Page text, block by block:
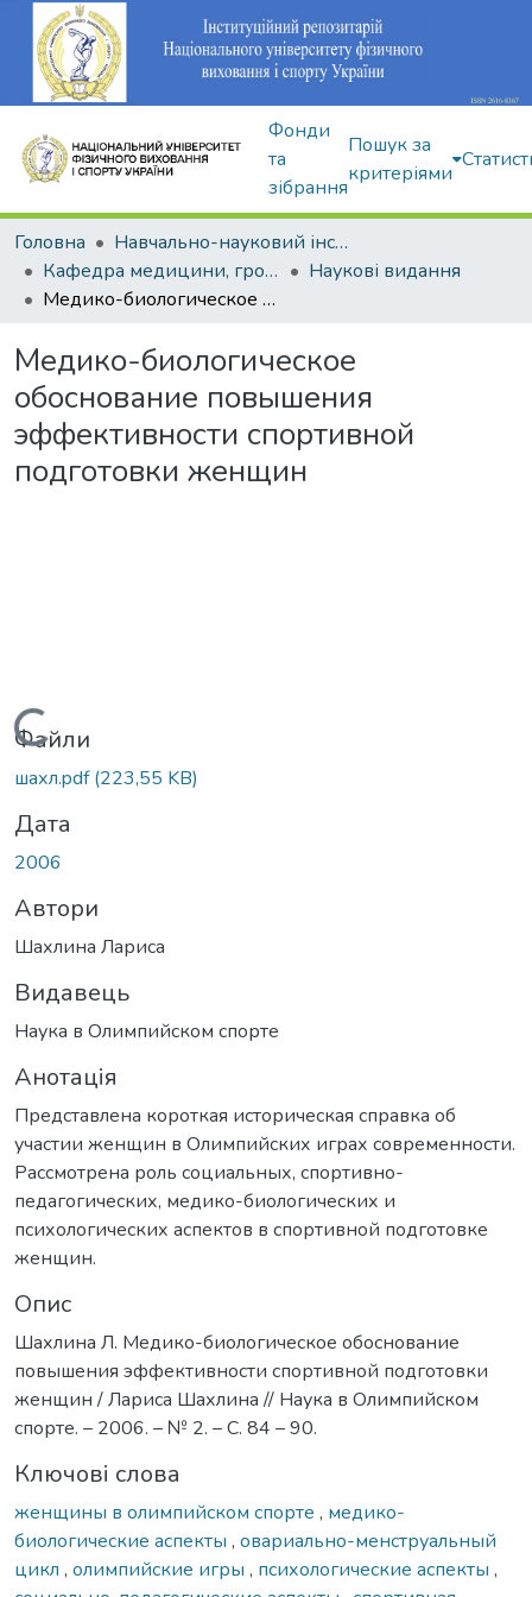
Фонди
та
зібрання
Пошук за
критеріями
Головна
Навчально-науковий інститут здоров'я, реабілітації та фізичного виховання
Кафедра медицини, громадського здоров'я та екології спорту
Наукові видання
Медико-биологическое обоснование повышения эффективности спортивной подготовки женщин
Медико-биологическое
обоснование повышения
эффективности спортивной
подготовки женщин
Вантажиться...
Файли
шахл.pdf(223,55 KB)
Дата
2006
Автори
Шахлина Лариса
Видавець
Наука в Олимпийском спорте
Анотація
Представлена короткая историческая справка об
участии женщин в Олимпийских играх современности.
Рассмотрена роль социальных, спортивно-
педагогических, медико-биологических и
психологических аспектов в спортивной подготовке
женщин.
Опис
Шахлина Л. Медико-биологическое обоснование
повышения эффективности спортивной подготовки
женщин / Лариса Шахлина // Наука в Олимпийском
спорте. – 2006. – № 2. – С. 84 – 90.
Ключові слова
женщины в олимпийском спорте , медико-
биологические аспекты , овариально-менструальный
цикл , олимпийские игры , психологические аспекты ,